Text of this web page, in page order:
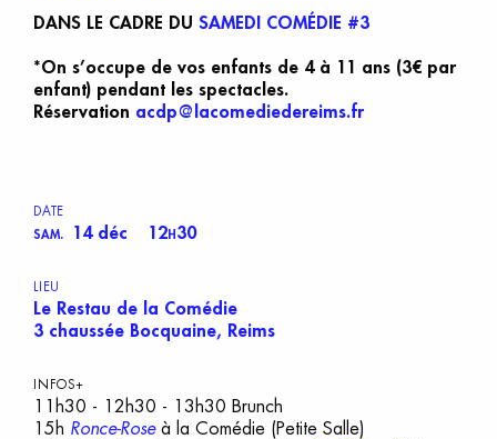
DANS LE CADRE DU SAMEDI COMÉDIE #3
*On s’occupe de vos enfants de 4 à 11 ans (3€ par
enfant) pendant les spectacles.
Réservation acdp@lacomediedereims.fr
DATE
SAM.
14 déc 12H 30
LIEU
Le Restau de la Comédie
3 chaussée Bocquaine, Reims
INFOS+
11h30 - 12h30 - 13h30 Brunch
15h Ronce-Rose à la Comédie (Petite Salle)